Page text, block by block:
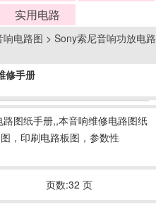
实用电路
响电路图 > Sony索尼音响功放电路
修手册
图纸手册,,本音响维修电路图纸
，印刷电路板图，参数性
页数:32 页